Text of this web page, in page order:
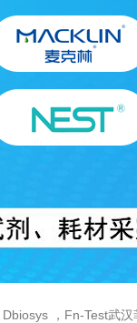
碧云天，Nest无锡耐思，